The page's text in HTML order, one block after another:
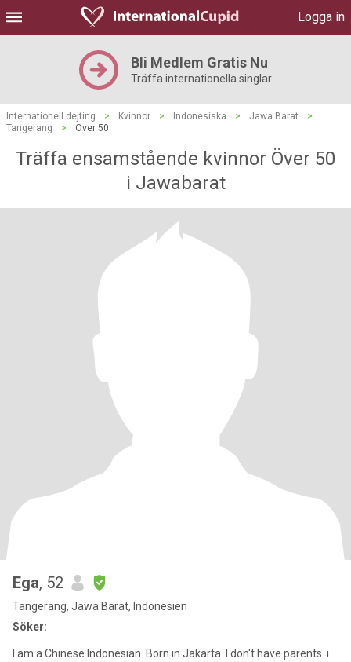
Logga in
Bli Medlem Gratis Nu
Träffa internationella singlar
Internationell dejting > Kvinnor > Indonesiska > Jawa Barat
>
Tangerang
> Över 50
Träffa ensamstående kvinnor Över 50
i Jawabarat
Ega, 52
Tangerang, Jawa Barat, Indonesien
Söker:
I am a Chinese Indonesian. Born in Jakarta. I don't have parents. i